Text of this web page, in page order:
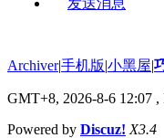
Archiver|手机版|小黑屋|
GMT+8, 2026-8-6 12:07 ,
Powered by Discuz! X3.4